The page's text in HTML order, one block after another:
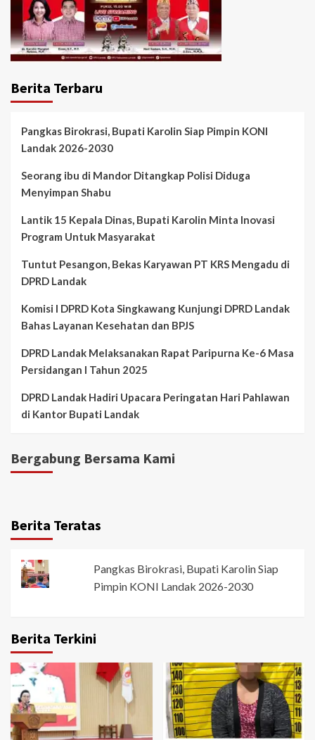
Berita Terbaru
Pangkas Birokrasi, Bupati Karolin Siap Pimpin KONI
Landak 2026-2030
Seorang ibu di Mandor Ditangkap Polisi Diduga
Menyimpan Shabu
Lantik 15 Kepala Dinas, Bupati Karolin Minta Inovasi
Program Untuk Masyarakat
Tuntut Pesangon, Bekas Karyawan PT KRS Mengadu di
DPRD Landak
Komisi I DPRD Kota Singkawang Kunjungi DPRD Landak
Bahas Layanan Kesehatan dan BPJS
DPRD Landak Melaksanakan Rapat Paripurna Ke-6 Masa
Persidangan I Tahun 2025
DPRD Landak Hadiri Upacara Peringatan Hari Pahlawan
di Kantor Bupati Landak
Bergabung Bersama Kami
Berita Teratas
Pangkas Birokrasi, Bupati Karolin Siap
Pimpin KONI Landak 2026-2030
Berita Terkini